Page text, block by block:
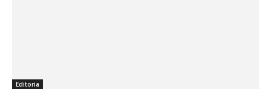
Editoria